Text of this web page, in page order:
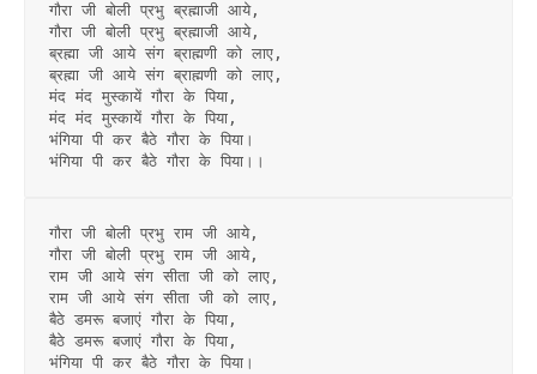
गौरा जी बोली प्रभु ब्रह्माजी आये,
गौरा जी बोली प्रभु ब्रह्माजी आये,
ब्रह्मा जी आये संग ब्राह्मणी को लाए,
ब्रह्मा जी आये संग ब्राह्मणी को लाए,
मंद मंद मुस्कायें गौरा के पिया,
मंद मंद मुस्कायें गौरा के पिया,
भंगिया पी कर बैठे गौरा के पिया।
भंगिया पी कर बैठे गौरा के पिया।।
गौरा जी बोली प्रभु राम जी आये,
गौरा जी बोली प्रभु राम जी आये,
राम जी आये संग सीता जी को लाए,
राम जी आये संग सीता जी को लाए,
बैठे डमरू बजाएं गौरा के पिया,
बैठे डमरू बजाएं गौरा के पिया,
भंगिया पी कर बैठे गौरा के पिया।